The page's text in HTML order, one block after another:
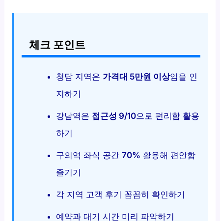
체크 포인트
청담 지역은 가격대 5만원 이상임을 인
지하기
강남역은 접근성 9/10으로 편리함 활용
하기
구의역 좌식 공간 70% 활용해 편안함
즐기기
각 지역 고객 후기 꼼꼼히 확인하기
예약과 대기 시간 미리 파악하기